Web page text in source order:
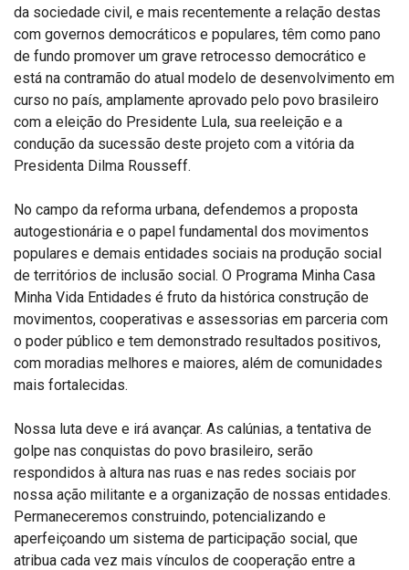
da sociedade civil, e mais recentemente a relação destas
com governos democráticos e populares, têm como pano
de fundo promover um grave retrocesso democrático e
está na contramão do atual modelo de desenvolvimento em
curso no país, amplamente aprovado pelo povo brasileiro
com a eleição do Presidente Lula, sua reeleição e a
condução da sucessão deste projeto com a vitória da
Presidenta Dilma Rousseff.
No campo da reforma urbana, defendemos a proposta
autogestionária e o papel fundamental dos movimentos
populares e demais entidades sociais na produção social
de territórios de inclusão social. O Programa Minha Casa
Minha Vida Entidades é fruto da histórica construção de
movimentos, cooperativas e assessorias em parceria com
o poder público e tem demonstrado resultados positivos,
com moradias melhores e maiores, além de comunidades
mais fortalecidas.
Nossa luta deve e irá avançar. As calúnias, a tentativa de
golpe nas conquistas do povo brasileiro, serão
respondidos à altura nas ruas e nas redes sociais por
nossa ação militante e a organização de nossas entidades.
Permaneceremos construindo, potencializando e
aperfeiçoando um sistema de participação social, que
atribua cada vez mais vínculos de cooperação entre a